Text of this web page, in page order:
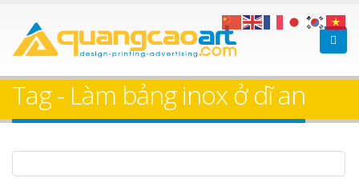
Tag - Làm bảng inox ở dĩ an
Bảng gỗ treo cửa
Làm bảng
Dương